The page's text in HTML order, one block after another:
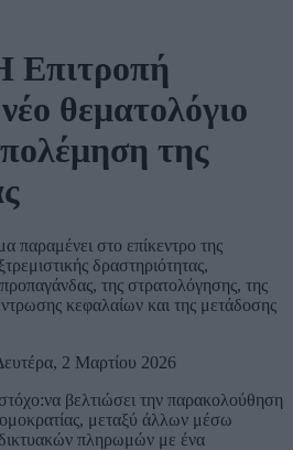
Επιτροπή
θεματολόγιο
της
παραμένει στο επίκεντρο της
δραστηριότητας,
της στρατολόγησης, της
κεφαλαίων και της μετάδοσης
2 Μαρτίου 2026